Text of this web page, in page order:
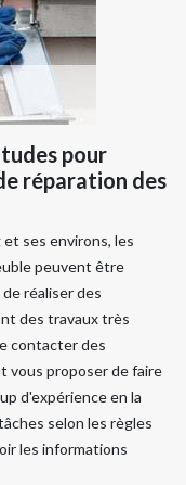
pour
réparation des
ses environs, les
peuvent être
réaliser des
des travaux très
contacter des
vous proposer de faire
d'expérience en la
selon les règles
les informations